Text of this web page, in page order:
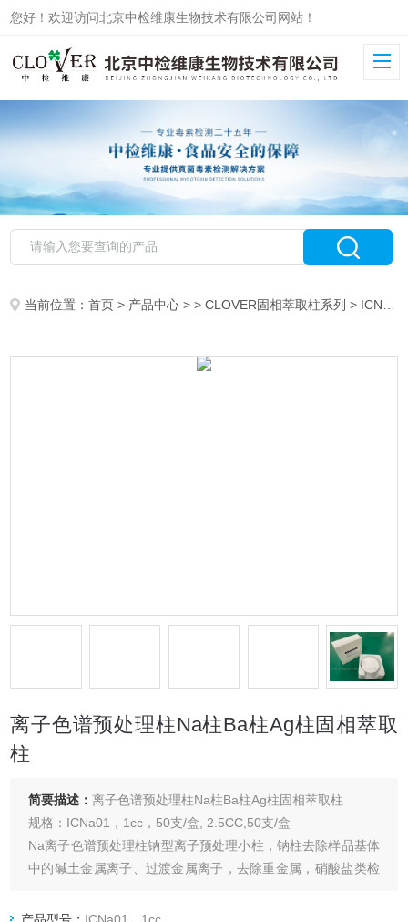
您好！欢迎访问北京中检维康生物技术有限公司网站！
当前位置：首页 > 产品中心 > >CLOVER固相萃取柱系列 > ICNa01，1cc离子色谱预处理柱Na柱Ba柱Ag柱固相萃取柱
离子色谱预处理柱Na柱Ba柱Ag柱固相萃取
柱
简要描述：离子色谱预处理柱Na柱Ba柱Ag柱固相萃取柱
规格：ICNa01，1cc，50支/盒, 2.5CC,50支/盒
Na离子色谱预处理柱钠型离子预处理小柱，钠柱去除样品基体
中的碱土金属离子、过渡金属离子，去除重金属，硝酸盐类检